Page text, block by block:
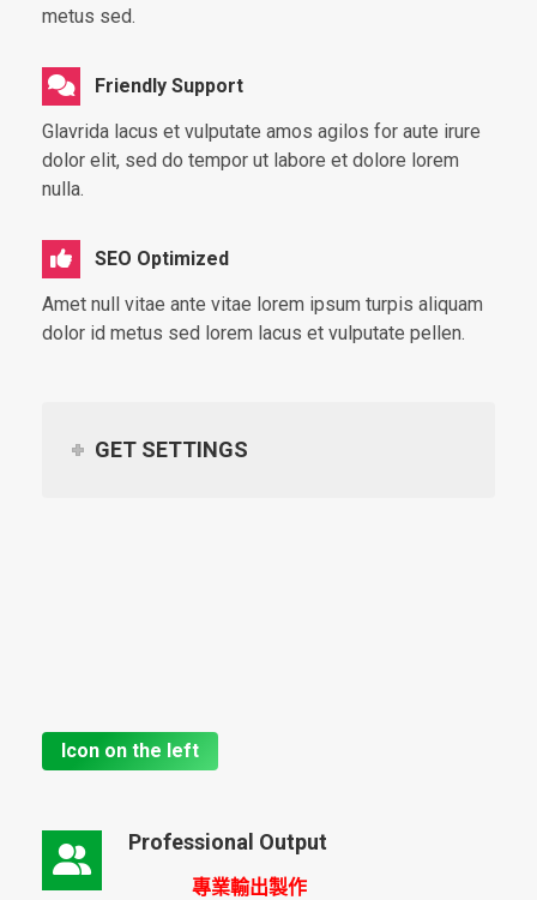
metus sed.
Friendly Support
Glavrida lacus et vulputate amos agilos for aute irure
dolor elit, sed do tempor ut labore et dolore lorem
nulla.
SEO Optimized
Amet null vitae ante vitae lorem ipsum turpis aliquam
dolor id metus sed lorem lacus et vulputate pellen.
GET SETTINGS
Icon on the left
Professional Output
專業輸出製作